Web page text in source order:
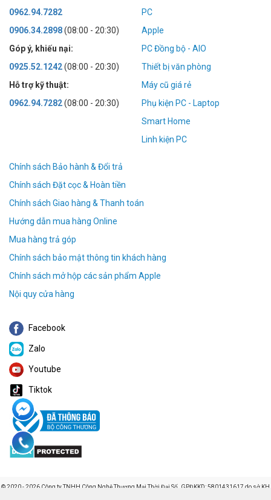
0962.94.7282
0906.34.2898(08:00 - 20:30)
Góp ý, khiếu nại:
0925.52.1242(08:00 - 20:30)
Hỗ trợ kỹ thuật:
0962.94.7282(08:00 - 20:30)
PC
Apple
PC Đồng bộ - AIO
Thiết bị văn phòng
Máy cũ giá rẻ
Phụ kiện PC - Laptop
Smart Home
Linh kiện PC
Chính sách Bảo hành & Đổi trả
Chính sách Đặt cọc & Hoàn tiền
Chính sách Giao hàng & Thanh toán
Hướng dẫn mua hàng Online
Mua hàng trả góp
Chính sách bảo mật thông tin khách hàng
Chính sách mở hộp các sản phẩm Apple
Nội quy cửa hàng
Facebook
Zalo
Youtube
Tiktok
© 2020 - 2026 Công ty TNHH Công Nghệ Thương Mại Thời Đại Số. GPĐKKD: 5801431617 do sở KH